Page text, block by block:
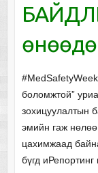
боломжтой”
зохицуулалтын
эмийн гаж нөлөө
цахимжаад
бүгд